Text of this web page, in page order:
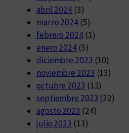
abril 2024 (3)
marzo 2024 (5)
febrero 2024(1)
enero 2024 (5)
diciembre 2023 (10)
noviembre 2023 (13)
octubre 2023 (12)
septiembre 2023 (22)
agosto 2023 (24)
julio 2023 (13)